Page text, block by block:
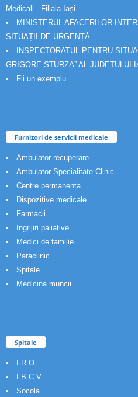
Medicali - Filiala Iași
MINISTERUL AFACERILOR
SITUAȚII DE URGENȚĂ
INSPECTORATUL PENTRU
GRIGORE STURZA” AL JUDETULUI
Fii un exemplu
Furnizori de servicii medicale
Ambulator recuperare
Ambulator Specialitate Clinic
Centre permanenta
Dispozitive medicale
Farmacii
Ingrijiri paliative
Medici de familie
Paraclinic
Spitale
Medicina muncii
Spitale
I.R.O.
I.B.C.V.
Socola